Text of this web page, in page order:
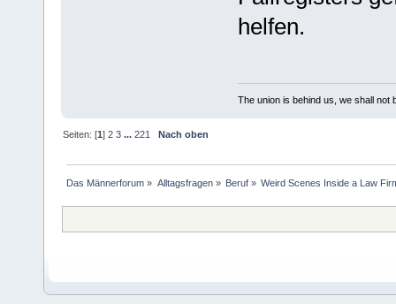
helfen.
The union is behind us, we shall not
Seiten: [1]2 3 ...221 Nach oben
Das Männerforum » Alltagsfragen» Beruf» Weird Scenes Inside a Law